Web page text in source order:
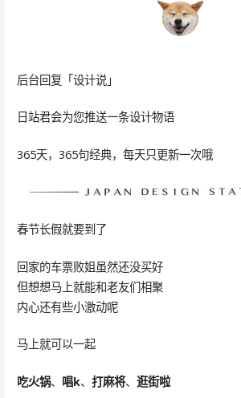
p
后台回复「设计说」
日站君会为您推送一条设计物语
365天，365句经典，每天只更新一次哦
春节长假就要到了
回家的车票败姐虽然还没买好
但想想马上就能和老友们相聚
内心还有些小激动呢
马上就可以一起
吃火锅、 唱k、 打麻将、 逛街啦